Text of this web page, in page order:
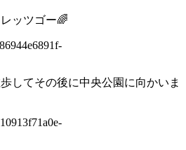
ッツゴー🌈
してその後に中央公園に向かいま